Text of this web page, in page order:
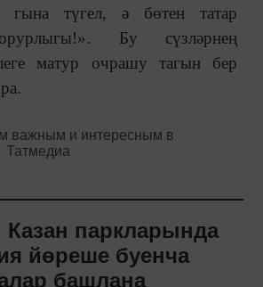
гына түгел, ә бөтен татар
Бу сүзләрнең
матур очрашу тагын бер
важным и интересным в
Татмедиа
Казан паркларында
йөреше буенча
башлана